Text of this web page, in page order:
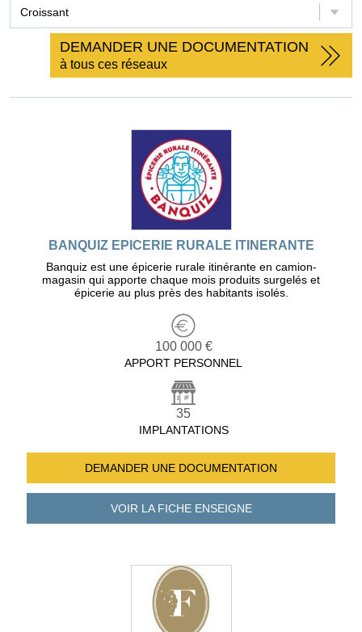
DEMANDER UNE DOCUMENTATION
à tous ces réseaux
BANQUIZ EPICERIE RURALE ITINERANTE
Banquiz est une épicerie rurale itinérante en camion-
magasin qui apporte chaque mois produits surgelés et
épicerie au plus près des habitants isolés.
100 000 €
APPORT PERSONNEL
35
IMPLANTATIONS
DEMANDER UNE DOCUMENTATION
VOIR LA FICHEENSEIGNE